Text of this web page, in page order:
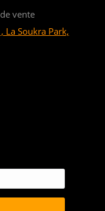
vente
La Soukra Park,